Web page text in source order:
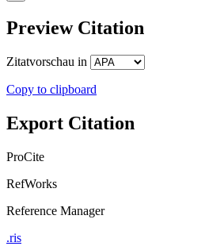
Preview Citation
Zitatvorschau in
Copy to clipboard
Export Citation
ProCite
RefWorks
Reference Manager
.ris